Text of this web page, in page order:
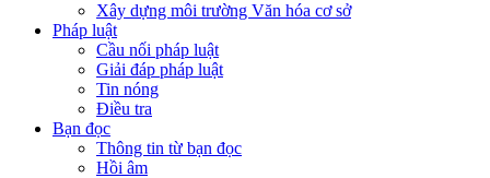
Xây dựng môi trường Văn hóa cơ sở
Pháp luật
Cầu nối pháp luật
Giải đáp pháp luật
Tin nóng
Điều tra
Bạn đọc
Thông tin từ bạn đọc
Hồi âm